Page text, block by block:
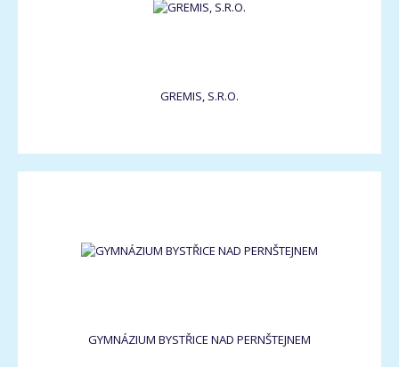
GREMIS, S.R.O.
GYMNÁZIUM BYSTŘICE NAD PERNŠTEJNEM